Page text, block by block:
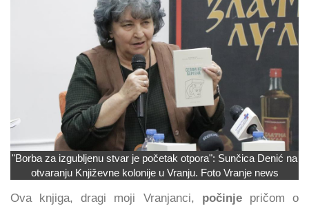
"Borba za izgubljenu stvar je početak otpora": Sunčica Denić na
otvaranju Književne kolonije u Vranju. Foto Vranje news
Ova knjiga, dragi moji Vranjanci, počinjepričom o